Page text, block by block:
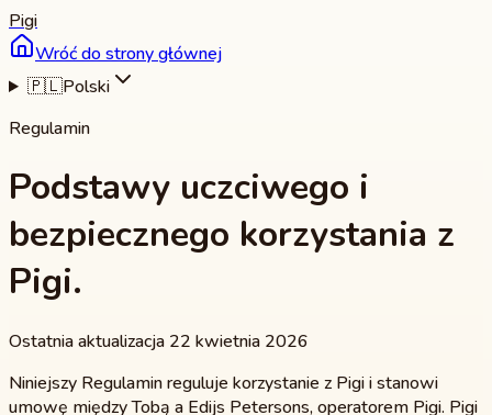
Pigi
Wróć do strony głównej
🇵🇱Polski
Regulamin
Podstawy uczciwego i
bezpiecznego korzystania z
Pigi.
Ostatnia aktualizacja 22 kwietnia 2026
Niniejszy Regulamin reguluje korzystanie z Pigi i stanowi
umowę między Tobą a Edijs Petersons, operatorem Pigi. Pigi